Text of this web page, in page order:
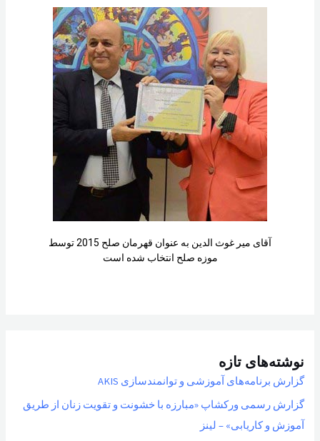
آقای میر غوث الدین به عنوان قهرمان صلح 2015 توسط
موزه صلح انتخاب شده است
نوشته‌های تازه
گزارش برنامه‌های آموزشی و توانمندسازی AKIS
گزارش رسمی ورکشاپ «مبارزه با خشونت و تقویت زنان از طریق
آموزش و کاریابی» – لینز